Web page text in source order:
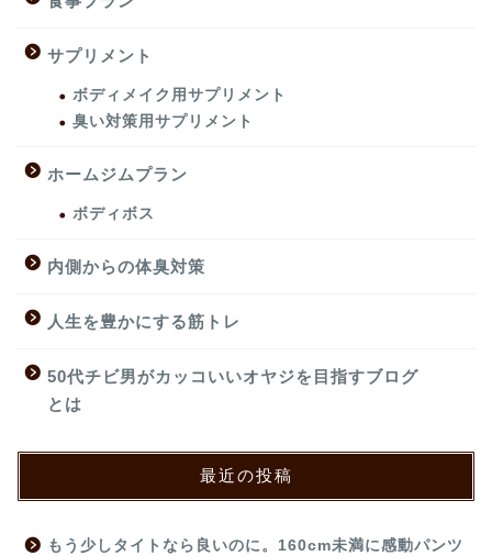
サプリメント
ボディメイク用サプリメント
臭い対策用サプリメント
ホームジムプラン
ボディボス
内側からの体臭対策
人生を豊かにする筋トレ
50代チビ男がカッコいいオヤジを目指すブログ
とは
最近の投稿
もう少しタイトなら良いのに。160cm未満に感動パンツ